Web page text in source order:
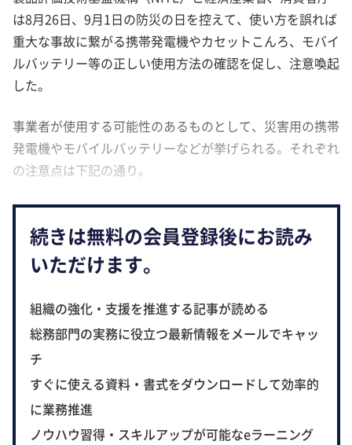
は8月26日、9月1日の防災の日を控えて、使い方を誤れば
重大な事故に繋がる携帯発電機やカセットこんろ、モバイ
ルバッテリー等の正しい使用方法の確認を促し、注意喚起
した。
事業者が使用する可能性のあるものとして、災害用の携帯
発電機やモバイルバッテリーなどが挙げられる。それぞれ
の注意点は下記の通り。
続きは無料の会員登録後にお読み
いただけます。
組織の強化・支援を推進する記事が読める
総務部門の実務に役立つ最新情報をメールでキャッ
チ
すぐに使える資料・書式をダウンロードして効率的
に業務推進
ノウハウ習得・スキルアップが可能なeラーニング